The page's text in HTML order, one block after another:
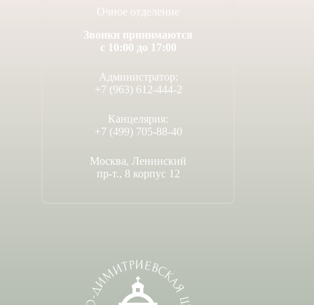
Очное отделение
Звонки принимаются
с 10:00 до 17:00
Администратор:
+7 (963) 612-444-2
Канцелярия:
+7 (499) 705-88-40
Москва, Ленинский
пр-т., 8 корпус 12